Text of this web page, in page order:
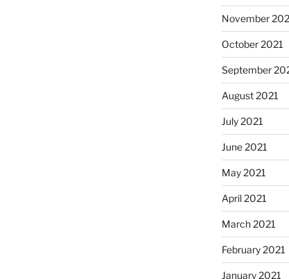
November
October 2021
September
August 2021
July 2021
June 2021
May 2021
April 2021
March 2021
February 2021
January 2021